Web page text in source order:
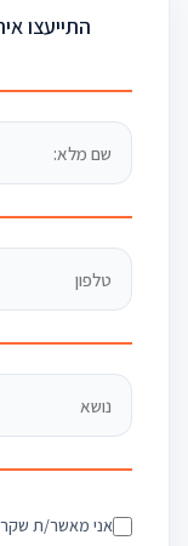
התייעצו
אני מאשר/ת